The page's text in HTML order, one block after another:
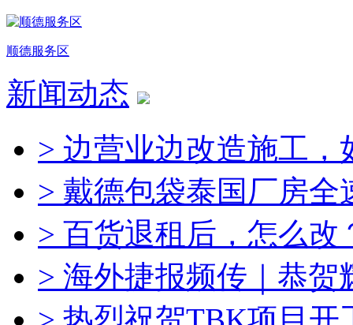
顺德服务区
新闻动态
> 边营业边改造施工，
> 戴德包袋泰国厂房全
> 百货退租后，怎么改
> 海外捷报频传｜恭贺